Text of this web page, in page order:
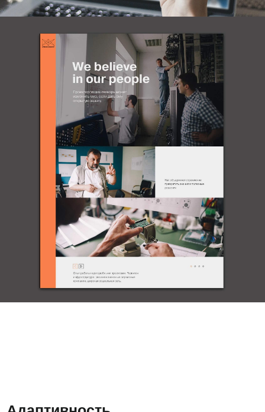
© Март. Брендинговое агентство
обработки персональных данных.
При использовании любых материалов
ссылка на сайт mart.agency обязательна.